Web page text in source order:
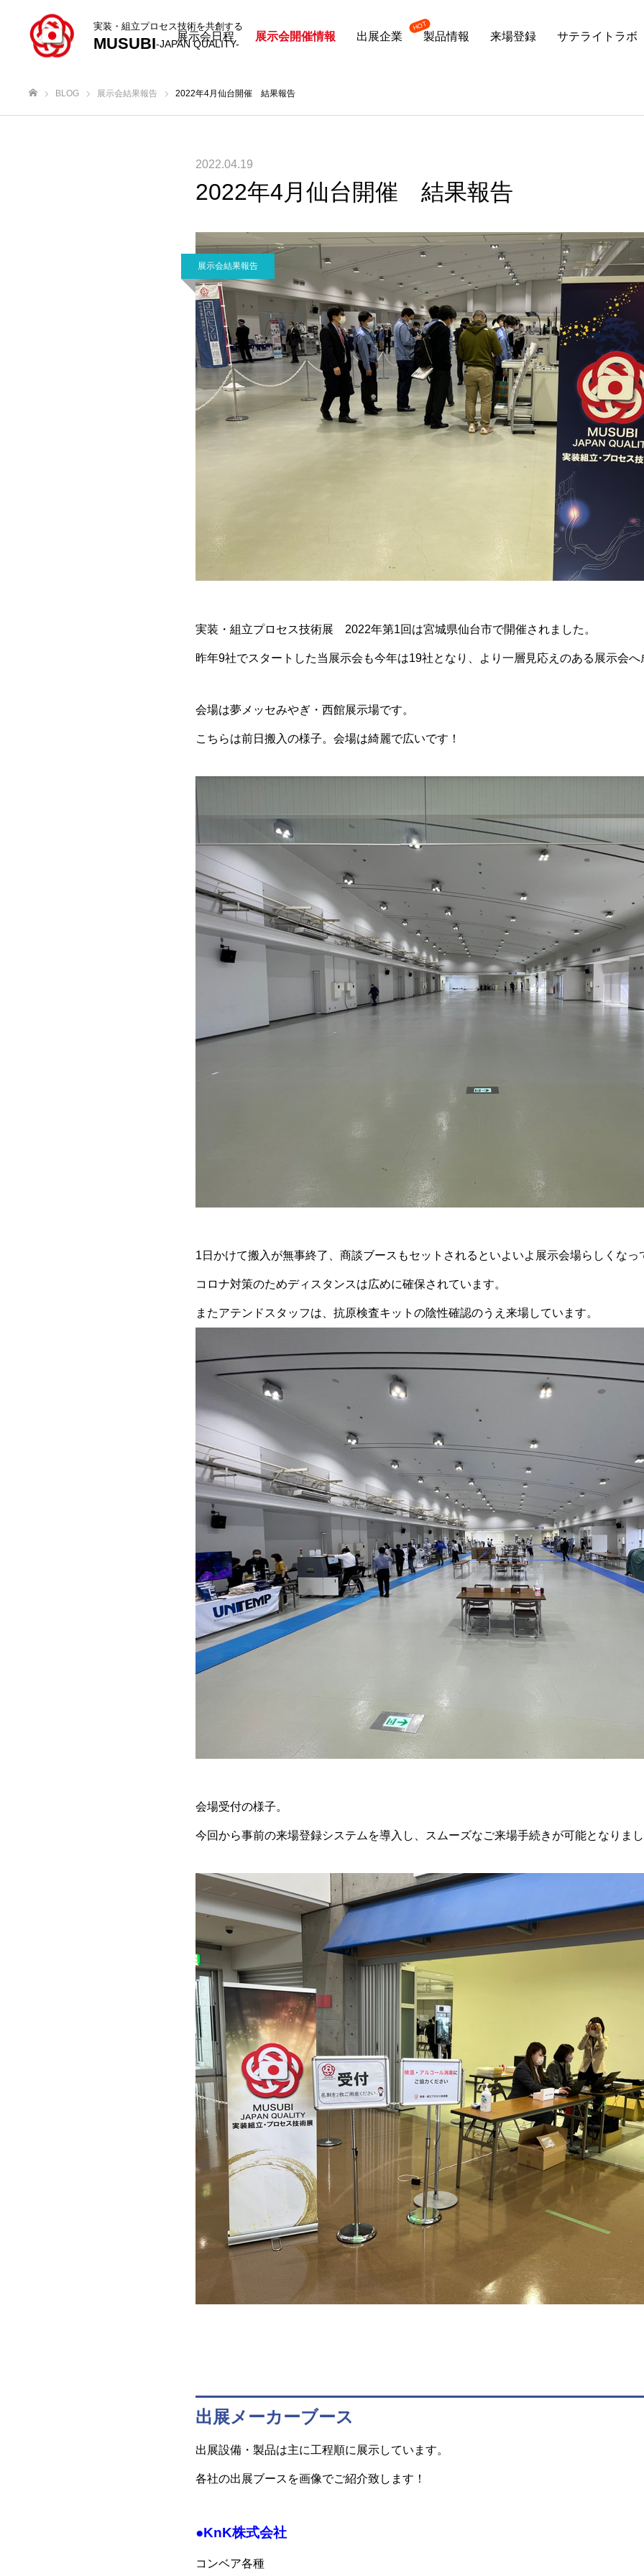
実装・組立プロセス技術を共創する
MUSUBI-JAPAN QUALITY-
展示会日程 展示会開催情報 出展企業 製品情報 来場登録 サテライトラボ
BLOG 展示会結果報告 2022年4月仙台開催 結果報告
2022.04.19
2022年4月仙台開催 結果報告
展示会結果報告
実装・組立プロセス技術展 2022年第1回は宮城県仙台市で開催されました。
昨年9社でスタートした当展示会も今年は19社となり、より一層見応えのある展示会
会場は夢メッセみやぎ・西館展示場です。
こちらは前日搬入の様子。会場は綺麗で広いです！
1日かけて搬入が無事終了、商談ブースもセットされるといよいよ展示会場らしくなっ
コロナ対策のためディスタンスは広めに確保されています。
またアテンドスタッフは、抗原検査キットの陰性確認のうえ来場しています。
会場受付の様子。
今回から事前の来場登録システムを導入し、スムーズなご来場手続きが可能となりま
出展メーカーブース
出展設備・製品は主に工程順に展示しています。
各社の出展ブースを画像でご紹介致します！
●KnK株式会社
コンベア各種